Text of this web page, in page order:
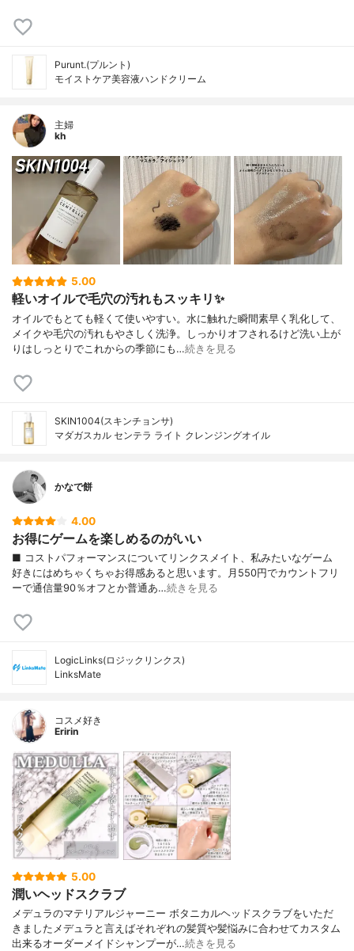
Purunt.(プルント)
モイストケア美容液ハンドクリーム
主婦
kh
5.00
軽いオイルで毛穴の汚れもスッキリ✨
オイルでもとても軽くて使いやすい。水に触れた瞬間素早く乳化して、
メイクや毛穴の汚れもやさしく洗浄。しっかりオフされるけど洗い上が
りはしっとりでこれからの季節にも…続きを見る
SKIN1004(スキンチョンサ)
マダガスカル センテラ ライト クレンジングオイル
かなで餅
4.00
お得にゲームを楽しめるのがいい
■ コストパフォーマンスについてリンクスメイト、私みたいなゲーム
好きにはめちゃくちゃお得感あると思います。月550円でカウントフリ
ーで通信量90％オフとか普通あ…続きを見る
LogicLinks(ロジックリンクス)
LinksMate
コスメ好き
Eririn
5.00
潤いヘッドスクラブ
メデュラのマテリアルジャーニー ボタニカルヘッドスクラブをいただ
きましたメデュラと言えばそれぞれの髪質や髪悩みに合わせてカスタム
出来るオーダーメイドシャンプーが…続きを見る